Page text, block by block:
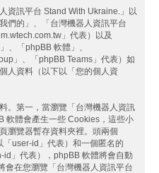
資訊平台 Stand With Ukraine.」以
們的」、「台灣機器人資訊平台
」代表）以及
、「phpBB 軟體」、
」、「phpBB Teams」代表）如
人資料（以下以「您的個人資
。第一，當瀏覽「台灣機器人資訊
軟體會產生一些 Cookies，這些小
瀏覽器暫存資料夾裡。頭兩個
user-id」代表）和一個匿名的
」代表），phpBB 軟體將會自動
會在您瀏覽「台灣機器人資訊平台